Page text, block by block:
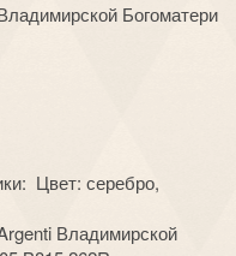
Богоматери
Цвет: серебро,